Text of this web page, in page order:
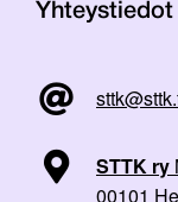
Yhteystiedot
STTK ry
00101